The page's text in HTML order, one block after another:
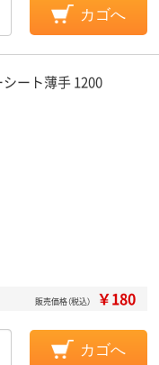
カゴへ
シート薄手 1200
販売価格（税込） ￥180
カゴへ